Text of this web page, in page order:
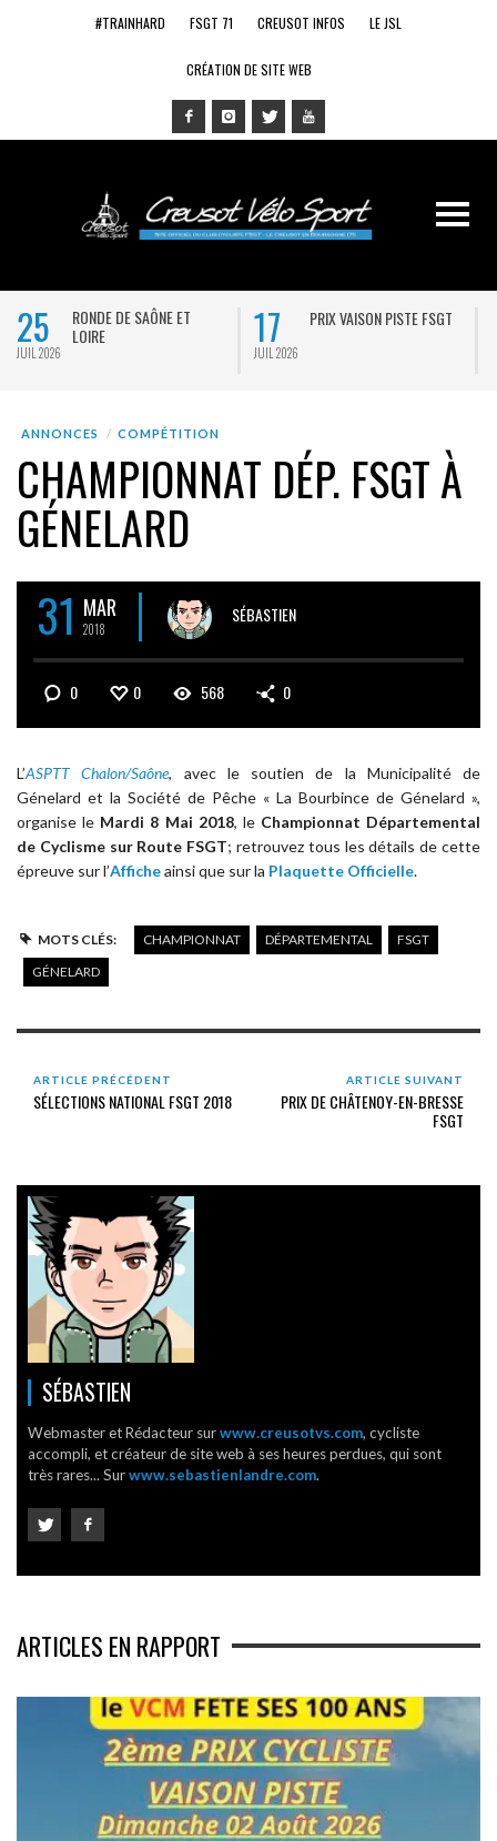
#TRAINHARD FSGT 71 CREUSOT INFOS LE JSL
CRÉATION DE SITE WEB
25
JUIL 2026
RONDE DE SAÔNE ET
LOIRE
17
JUIL 2026
PRIX VAISON PISTE FSGT
ANNONCES COMPÉTITION
CHAMPIONNAT DÉP. FSGT À
GÉNELARD
31 MAR
2018
SÉBASTIEN
0 0 568 0
L’ASPTT Chalon/Saône, avec le soutien de la Municipalité de
Génelard et la Société de Pêche « La Bourbince de Génelard »,
organise le Mardi 8 Mai 2018, le Championnat Départemental
de Cyclisme sur Route FSGT; retrouvez tous les détails de cette
épreuve sur l’Afficheainsi que sur la Plaquette Officielle.
MOTS CLÉS: CHAMPIONNAT DÉPARTEMENTAL
FSGT
GÉNELARD
ARTICLE PRÉCÉDENT
SÉLECTIONS NATIONAL FSGT 2018
ARTICLE SUIVANT
PRIX DE CHÂTENOY-EN-BRESSE
FSGT
SÉBASTIEN
Webmaster et Rédacteur surwww.creusotvs.com, cycliste
accompli, et créateur de site web à ses heures perdues, qui sont
très rares... Surwww.sebastienlandre.com.
ARTICLES EN RAPPORT